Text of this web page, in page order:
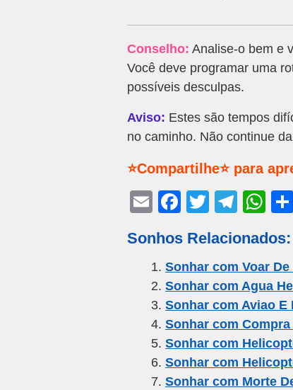
Conselho: Analise-o bem e
Você deve programar uma
possíveis desculpas.
Aviso: Estes são tempos
no caminho. Não continue
⭐Compartilhe⭐ para
E
ail
F
c
e
b
o
o
k
T
tt
er
T
e
gr
a
m
W
at
s
A
p
p
Sonhos Relacionados:
Sonhar com Voar
Sonhar com Agua
Sonhar com Aviao
Sonhar com
Sonhar com
Sonhar com
Sonhar com Morte